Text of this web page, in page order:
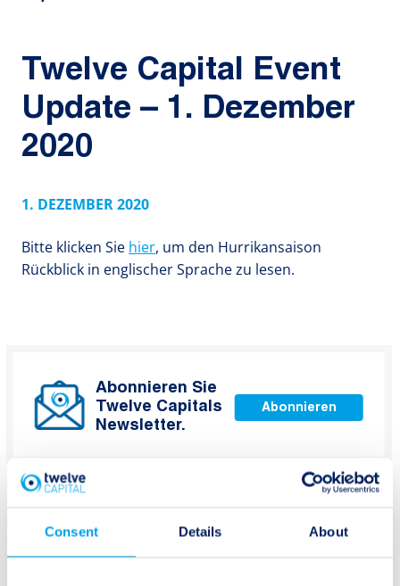
Consent Details About
Twelve Capital Event
Update – 1. Dezember
2020
1. DEZEMBER 2020
Bitte klicken Sie hier, um den Hurrikansaison
Rückblick in englischer Sprache zu lesen.
Abonnieren Sie
Twelve Capitals
Newsletter.
Abonnieren